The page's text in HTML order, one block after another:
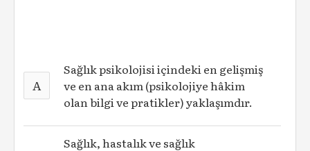
A
Sağlık psikolojisi içindeki en gelişmiş
ve en ana akım (psikolojiye hâkim
olan bilgi ve pratikler) yaklaşımdır.
Sağlık, hastalık ve sağlık